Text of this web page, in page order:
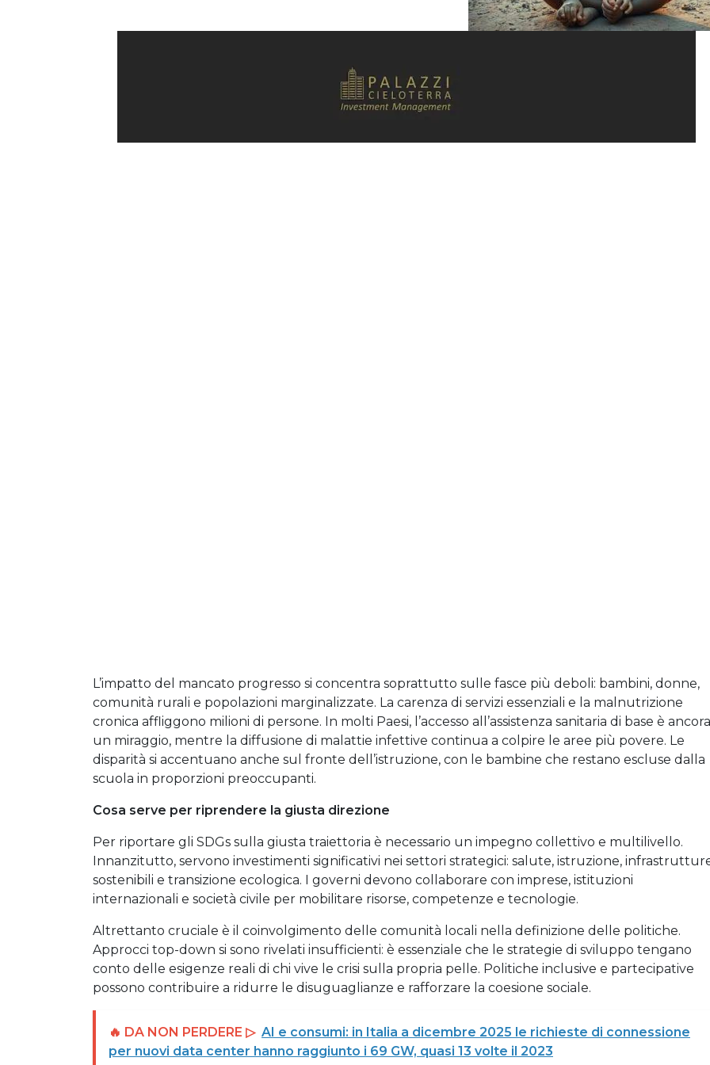
L’impatto del mancato progresso si concentra soprattutto sulle fasce più deboli: bambini, donne,
comunità rurali e popolazioni marginalizzate. La carenza di servizi essenziali e la malnutrizione
cronica affliggono milioni di persone. In molti Paesi, l’accesso all’assistenza sanitaria di base è ancora
un miraggio, mentre la diffusione di malattie infettive continua a colpire le aree più povere. Le
disparità si accentuano anche sul fronte dell’istruzione, con le bambine che restano escluse dalla
scuola in proporzioni preoccupanti.
Cosa serve per riprendere la giusta direzione
Per riportare gli SDGs sulla giusta traiettoria è necessario un impegno collettivo e multilivello.
Innanzitutto, servono investimenti significativi nei settori strategici: salute, istruzione,
sostenibili e transizione ecologica. I governi devono collaborare con imprese, istituzioni
internazionali e società civile per mobilitare risorse, competenze e tecnologie.
Altrettanto cruciale è il coinvolgimento delle comunità locali nella definizione delle politiche.
Approcci top-down si sono rivelati insufficienti: è essenziale che le strategie di sviluppo tengano
conto delle esigenze reali di chi vive le crisi sulla propria pelle. Politiche inclusive e partecipative
possono contribuire a ridurre le disuguaglianze e rafforzare la coesione sociale.
🔥 DA NON PERDERE ▷ AI e consumi: in Italia a dicembre 2025 le richieste di connessione
per nuovi data center hanno raggiunto i 69 GW, quasi 13 volte il 2023